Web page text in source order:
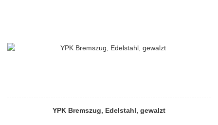
YPK Bremszug, Edelstahl, gewalzt